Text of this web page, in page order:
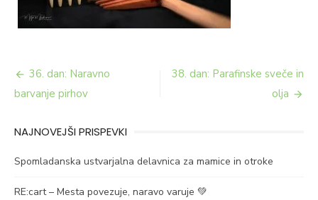
Navigacija
prispevka
36. dan: Naravno
barvanje pirhov
38. dan: Parafinske sveče in
olja
NAJNOVEJŠI PRISPEVKI
Spomladanska ustvarjalna delavnica za mamice in otroke
RE:cart – Mesta povezuje, naravo varuje 💚